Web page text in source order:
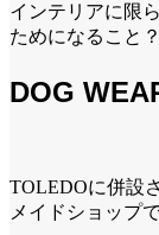
インテリアに限
ためになること
DOG
TOLEDOに併設
メイドショップで